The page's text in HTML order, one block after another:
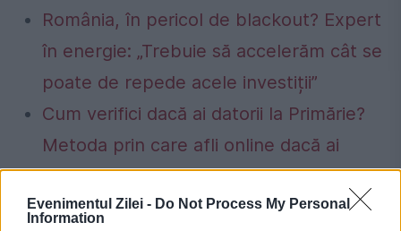
Evenimentul Zilei - Do Not Process My Personal
Information
România, în pericol de blackout? Expert
în energie: „Trebuie să accelerăm cât se
poate de repede acele investiții”
Cum verifici dacă ai datorii la Primărie?
Metoda prin care afli online dacă ai
restanțe la taxe și impozite